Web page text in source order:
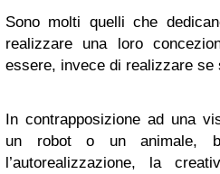
Sono molti quelli che
realizzare una loro
essere, invece di realizzare se
In contrapposizione ad una
un robot o un animale,
l’autorealizzazione, la